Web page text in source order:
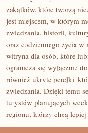
zakątków, które tworzą
jest miejscem, w którym
zwiedzania, historii,
oraz codziennego życia w
witryna dla osób, które
ogranicza się wyłącznie
również ukryte perełki,
zwiedzania. Dzięki temu
turystów planujących
regionu, którzy chcą lepiej